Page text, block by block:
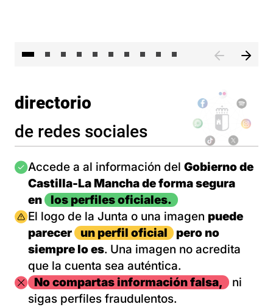
directorio
de redes sociales
Imagen
Accede a al información del Gobierno de
Castilla-La Mancha de forma segura
en
los perfiles oficiales.
Imagen
El logo de la Junta o una imagen puede
parecer
un perfil oficial
pero no
siempre lo es. Una imagen no acredita
que la cuenta sea auténtica.
ImagenNo compartas información falsa,
ni
sigas perfiles fraudulentos.